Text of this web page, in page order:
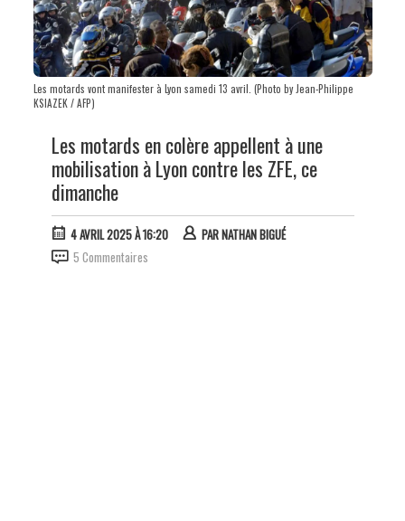
Les motards vont manifester à Lyon samedi 13 avril. (Photo by Jean-Philippe
KSIAZEK / AFP)
Les motards en colère appellent à une
mobilisation à Lyon contre les ZFE, ce
dimanche
4 AVRIL 2025 À 16:20 PARNATHAN BIGUÉ
5 Commentaires